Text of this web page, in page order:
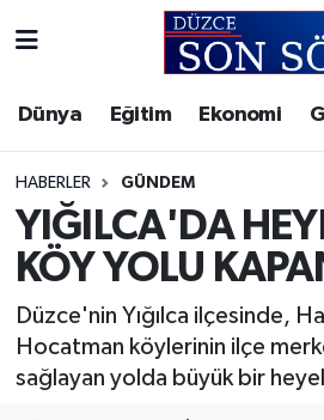
Dünya Eğitim Ekonomi
HABERLER GÜNDEM
YIĞILCA'DA
KÖY YOLU
Düzce'nin Yığılca ilçesinde,
Hocatman köylerinin ilçe
sağlayan yolda büyük bir
Gizlilik Sözleşmesi
İletişim
Künye
Video Galeri
Akçakoca Hava Durumu
Akçakoca Trafik Yoğunluk
Süper Lig Puan Durumu ve
Tüm Manşetler
Son Dakika Haberleri